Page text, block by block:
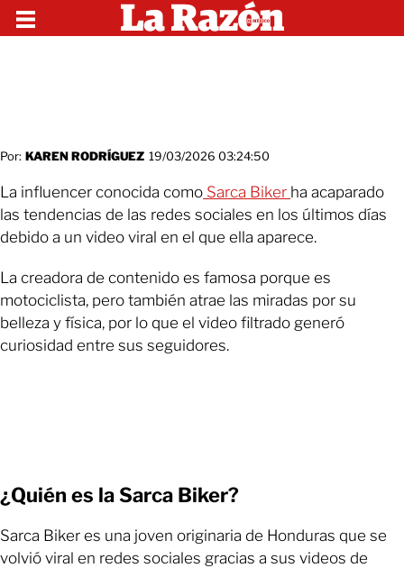
Por: KAREN RODRÍGUEZ 19/03/2026 03:24:50
La influencer conocida como Sarca Biker ha acaparado
las tendencias de las redes sociales en los últimos días
debido a un video viral en el que ella aparece.
La creadora de contenido es famosa porque es
motociclista, pero también atrae las miradas por su
belleza y física, por lo que el video filtrado generó
curiosidad entre sus seguidores.
¿Quién es la Sarca Biker?
Sarca Biker es una joven originaria de Honduras que se
volvió viral en redes sociales gracias a sus videos de